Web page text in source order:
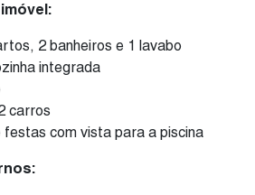
2 banheiros e 1 lavabo
integrada
carros
festas com vista para a piscina